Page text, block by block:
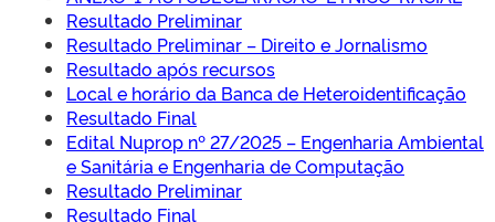
Resultado Preliminar
Resultado Preliminar – Direito e Jornalismo
Resultado após recursos
Local e horário da Banca de Heteroidentificação
Resultado Final
Edital Nuprop nº 27/2025 – Engenharia Ambiental
e Sanitária e Engenharia de Computação
Resultado Preliminar
Resultado Final